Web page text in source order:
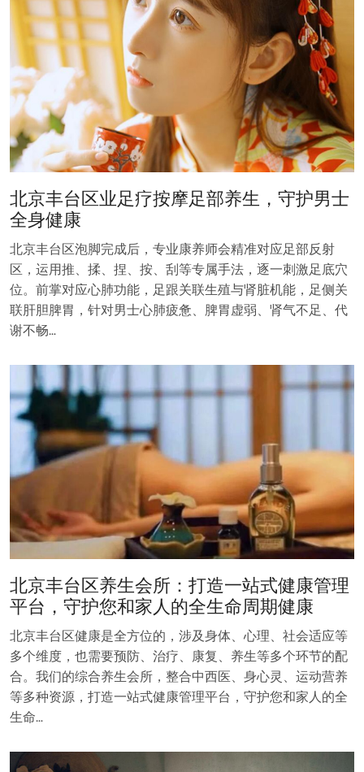
北京丰台区业足疗按摩足部养生，守护男士
全身健康
北京丰台区泡脚完成后，专业康养师会精准对应足部反射
区，运用推、揉、捏、按、刮等专属手法，逐一刺激足底穴
位。前掌对应心肺功能，足跟关联生殖与肾脏机能，足侧关
联肝胆脾胃，针对男士心肺疲惫、脾胃虚弱、肾气不足、代
谢不畅…
北京丰台区养生会所：打造一站式健康管理
平台，守护您和家人的全生命周期健康
北京丰台区健康是全方位的，涉及身体、心理、社会适应等
多个维度，也需要预防、治疗、康复、养生等多个环节的配
合。我们的综合养生会所，整合中西医、身心灵、运动营养
等多种资源，打造一站式健康管理平台，守护您和家人的全
生命…